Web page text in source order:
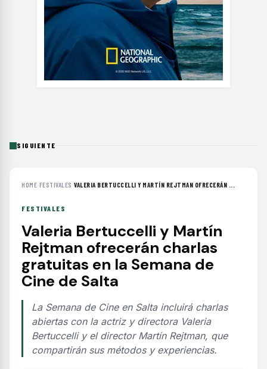
SIGUIENTE
HOME›FESTIVALES ›VALERIA BERTUCCELLI Y MARTÍN REJTMAN OFRECERÁN ...
FESTIVALES
Valeria Bertuccelli y Martín
Rejtman ofrecerán charlas
gratuitas en la Semana de
Cine de Salta
La Semana de Cine en Salta incluirá charlas
abiertas con la actriz y directora Valeria
Bertuccelli y el director Martín Rejtman, que
compartirán sus métodos y experiencias.